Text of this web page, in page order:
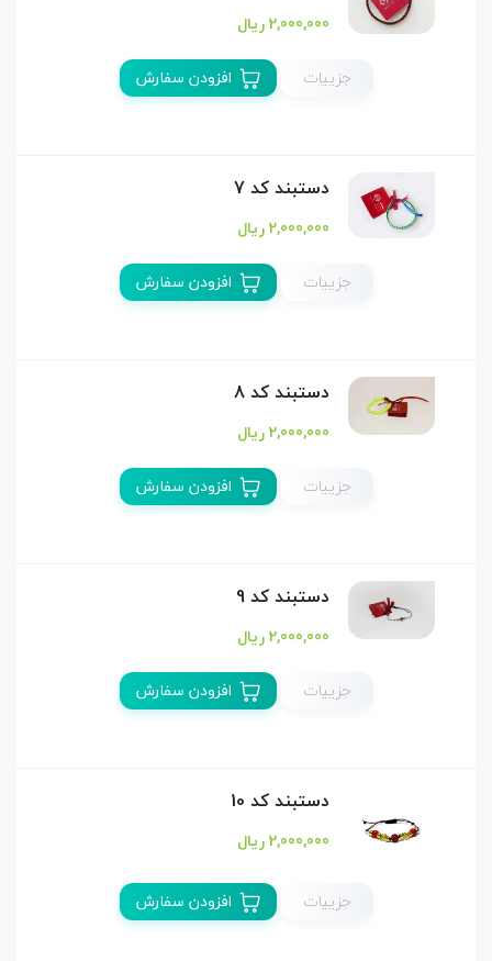
2,000,000 ریال
جزییات
افزودن سفارش
دستبند كد 7
2,000,000 ریال
جزییات
افزودن سفارش
دستبند كد 8
2,000,000 ریال
جزییات
افزودن سفارش
دستبند كد 9
2,000,000 ریال
جزییات
افزودن سفارش
دستبند كد 10
2,000,000 ریال
جزییات افزودن سفارش